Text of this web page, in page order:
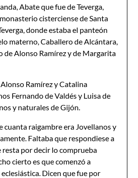
Abate que fue de Teverga,
cisterciense de Santa
donde estaba el panteón
materno, Caballero de Alcántara,
de Alonso Ramírez y de Margarita
Ramírez y Catalina
Fernando de Valdés y Luisa de
y naturales de Gijón.
cuanta raigambre era Jovellanos y
Faltaba que respondiese a
resta por decir lo comprueba
cierto es que comenzó a
Dicen que fue por